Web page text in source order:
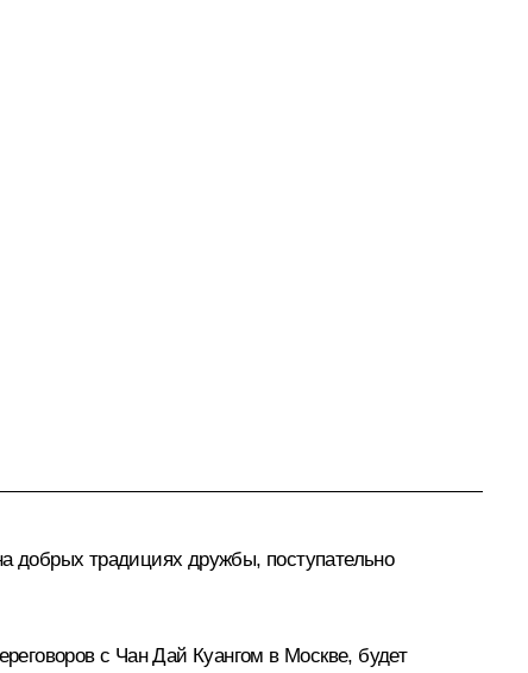
добрых традициях дружбы, поступательно
с Чан Дай Куангом в Москве, будет